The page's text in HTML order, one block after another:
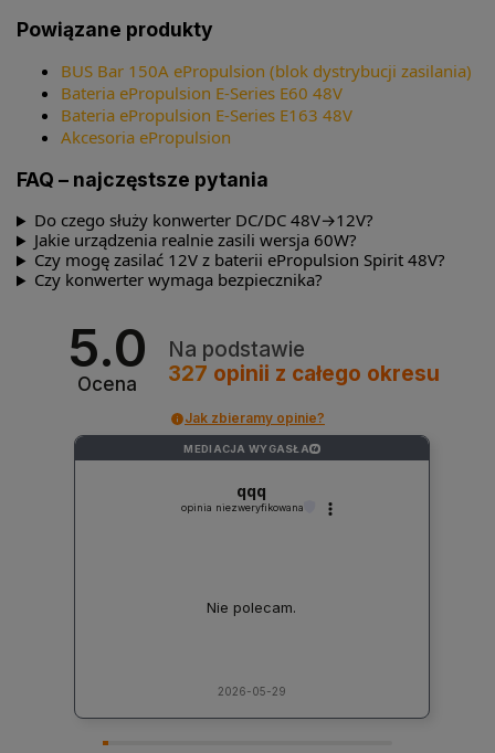
Powiązane produkty
BUS Bar 150A ePropulsion (blok dystrybucji zasilania)
Bateria ePropulsion E-Series E60 48V
Bateria ePropulsion E-Series E163 48V
Akcesoria ePropulsion
FAQ – najczęstsze pytania
Do czego służy konwerter DC/DC 48V→12V?
Jakie urządzenia realnie zasili wersja 60W?
Czy mogę zasilać 12V z baterii ePropulsion Spirit 48V?
Czy konwerter wymaga bezpiecznika?
5.0
Ocena
Na podstawie
327 opinii z całego okresu
Jak zbieramy opinie?
MEDIACJA WYGASŁA ?
qqq
opinia niezweryfikowana
Nie polecam.
2026-05-29